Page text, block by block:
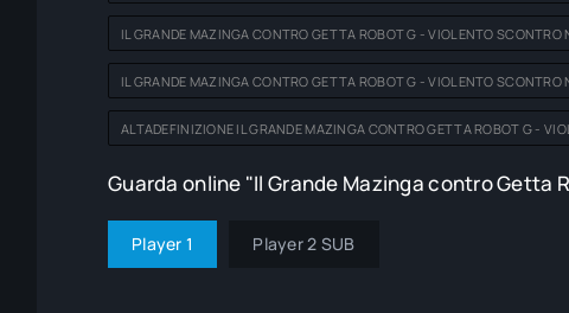
IL GRANDE MAZINGA CONTRO GETTA ROBOT G - VIOLENTO SCONTRO
IL GRANDE MAZINGA CONTRO GETTA ROBOT G - VIOLENTO SCONTRO
ALTADEFINIZIONE IL GRANDE MAZINGA CONTRO GETTA ROBOT G -
Guarda online "Il Grande Mazinga contro
Player 1 Player 2 SUB